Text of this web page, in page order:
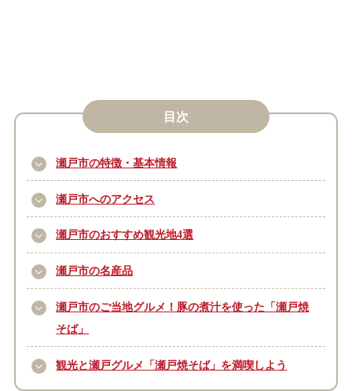
目次
瀬戸市の特徴・基本情報
瀬戸市へのアクセス
瀬戸市のおすすめ観光地4選
瀬戸市の名産品
瀬戸市のご当地グルメ！豚の煮汁を使った「瀬戸焼
そば」
観光と瀬戸グルメ「瀬戸焼そば」を満喫しよう